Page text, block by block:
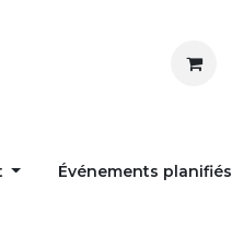
Événements planifiés